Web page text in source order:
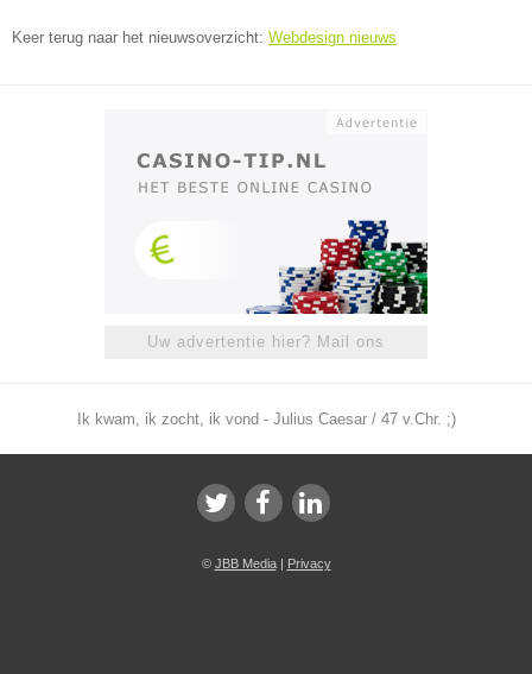
Keer terug naar het nieuwsoverzicht: Webdesign nieuws
Uw advertentie hier? Mail ons
Ik kwam, ik zocht, ik vond - Julius Caesar / 47 v.Chr. ;)
© JBB Media| Privacy